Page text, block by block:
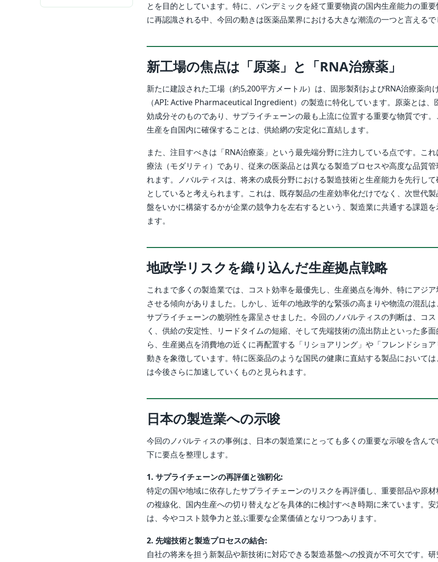
とを目的としています。特に、パンデミックを経て重要物資の国内生産能力の重
に再認識される中、今回の動きは医薬品業界における大きな潮流の一つと言える
新工場の焦点は「原薬」と「RNA治療薬」
新たに建設された工場（約5,200平方メートル）は、固形製剤およびRNA治療薬向
（API: Active Pharmaceutical Ingredient）の製造に特化しています。原薬とは、
効成分そのものであり、サプライチェーンの最も上流に位置する重要な物質です
生産を自国内に確保することは、供給網の安定化に直結します。
また、注目すべきは「RNA治療薬」という最先端分野に注力している点です。こ
療法（モダリティ）であり、従来の医薬品とは異なる製造プロセスや高度な品質
れます。ノバルティスは、将来の成長分野における製造技術と生産能力を先行し
としていると考えられます。これは、既存製品の生産効率化だけでなく、次世代
盤をいかに構築するかが企業の競争力を左右するという、製造業に共通する課題
ます。
地政学リスクを織り込んだ生産拠点戦略
これまで多くの製造業では、コスト効率を最優先し、生産拠点を海外、特にアジ
させる傾向がありました。しかし、近年の地政学的な緊張の高まりや物流の混乱
サプライチェーンの脆弱性を露呈させました。今回のノバルティスの判断は、コ
く、供給の安定性、リードタイムの短縮、そして先端技術の流出防止といった多
ら、生産拠点を消費地の近くに再配置する「リショアリング」や「フレンドショ
動きを象徴しています。特に医薬品のような国民の健康に直結する製品において
は今後さらに加速していくものと見られます。
日本の製造業への示唆
今回のノバルティスの事例は、日本の製造業にとっても多くの重要な示唆を含ん
下に要点を整理します。
1. サプライチェーンの再評価と強靭化:
特定の国や地域に依存したサプライチェーンのリスクを再評価し、重要部品や原
の複線化、国内生産への切り替えなどを具体的に検討すべき時期に来ています。
は、今やコスト競争力と並ぶ重要な企業価値となりつつあります。
2. 先端技術と製造プロセスの結合:
自社の将来を担う新製品や新技術に対応できる製造基盤への投資が不可欠です。